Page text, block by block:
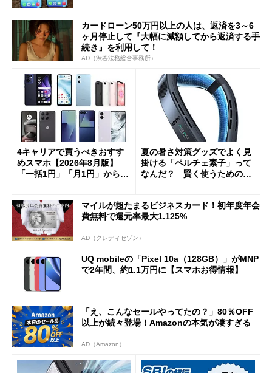
カードローン50万円以上の人は、返済を3～6
ヶ月停止して『大幅に減額してから返済する手
続き』を利用して！
AD（渋谷法務総合事務所）
4キャリアで買うべきおすす
めスマホ【2026年8月版】
「一括1円」「月1円」からお
夏の暑さ対策グッズでよく見
掛ける「ペルチェ素子」って
なんだ？ 賢く使うための注
マイルが超たまるビジネスカード！初年度年会
費無料で還元率最大1.125%
AD（クレディセゾン）
UQ mobileの「Pixel 10a（128GB）」がMNP
で2年間、約1.1万円に【スマホお得情報】
「え、こんなセールやってたの？」80％OFF
以上が続々登場！Amazonの本気が凄すぎる
AD（Amazon）